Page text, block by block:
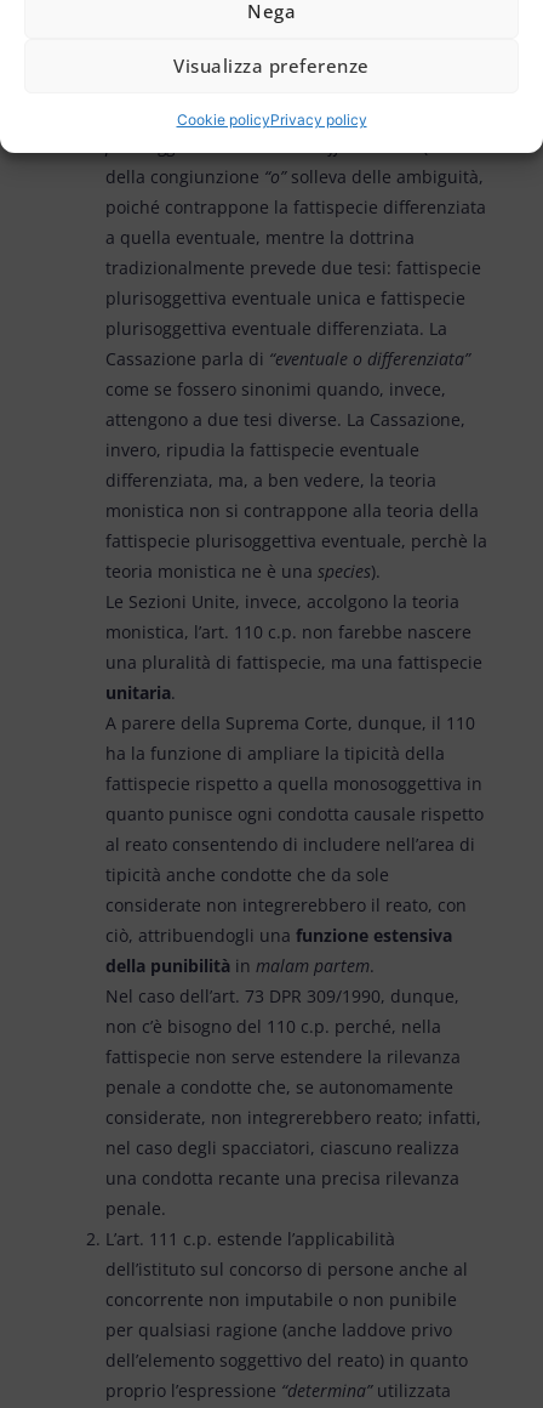
Nega
Visualizza preferenze
Cookie policyPrivacy policy
sono i concorrenti, ammettendo, con ciò, il
concorso con titoli di reato differenziati
definendola“teoria della fattispecie
della congiunzione “o”solleva delle ambiguità,
poiché contrappone la fattispecie differenziata
a quella eventuale, mentre la dottrina
tradizionalmente prevede due tesi: fattispecie
plurisoggettiva eventuale unica e fattispecie
plurisoggettiva eventuale differenziata. La
Cassazione parla di “eventuale o differenziata”
come se fossero sinonimi quando, invece,
attengono a due tesi diverse. La Cassazione,
invero, ripudia la fattispecie eventuale
differenziata, ma, a ben vedere, la teoria
monistica non si contrappone alla teoria della
fattispecie plurisoggettiva eventuale, perchè la
teoria monistica ne è una species).
Le Sezioni Unite, invece, accolgono la teoria
monistica, l’art. 110 c.p. non farebbe nascere
una pluralità di fattispecie, ma una fattispecie
unitaria.
A parere della Suprema Corte, dunque, il 110
ha la funzione di ampliare la tipicità della
fattispecie rispetto a quella monosoggettiva in
quanto punisce ogni condotta causale rispetto
al reato consentendo di includere nell’area di
tipicità anche condotte che da sole
considerate non integrerebbero il reato, con
ciò, attribuendogli una funzione estensiva
della punibilitàin malam partem.
Nel caso dell’art. 73 DPR 309/1990, dunque,
non c’è bisogno del 110 c.p. perché, nella
fattispecie non serve estendere la rilevanza
penale a condotte che, se autonomamente
considerate, non integrerebbero reato; infatti,
nel caso degli spacciatori, ciascuno realizza
una condotta recante una precisa rilevanza
penale.
L’art. 111 c.p. estende l’applicabilità
dell’istituto sul concorso di persone anche al
concorrente non imputabile o non punibile
per qualsiasi ragione (anche laddove privo
dell’elemento soggettivo del reato) in quanto
proprio l’espressione “determina”utilizzata